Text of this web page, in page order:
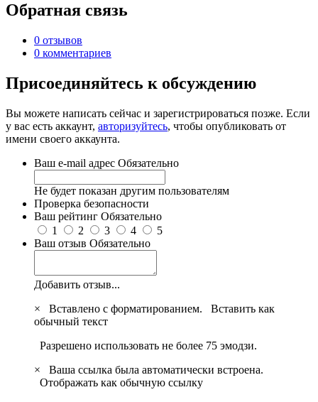
Обратная связь
0 отзывов
0 комментариев
Присоединяйтесь к обсуждению
Вы можете написать сейчас и зарегистрироваться позже. Если
у вас есть аккаунт, авторизуйтесь, чтобы опубликовать от
имени своего аккаунта.
Ваш e-mail адрес Обязательно
Не будет показан другим пользователям
Проверка безопасности
Ваш рейтинг Обязательно
1
2 3 4
5
Ваш отзыв Обязательно
Добавить отзыв...
×
Вставлено с форматированием. Вставить как
обычный текст
Разрешено использовать не более 75 эмодзи.
×
Ваша ссылка была автоматически встроена.
Отображать как обычную ссылку